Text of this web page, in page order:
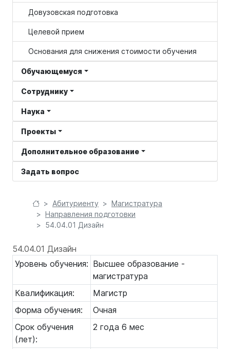
Довузовская подготовка
Целевой прием
Основания для снижения стоимости обучения
Обучающемуся
Сотруднику
Наука
Проекты
Дополнительное образование
Задать вопрос
Абитуриенту
Магистратура
Направления подготовки
54.04.01 Дизайн
54.04.01 Дизайн
Уровень обучения: Высшее образование -
магистратура
Квалификация:
Магистр
Форма обучения:
Очная
Срок обучения
(лет):
2 года 6 мес